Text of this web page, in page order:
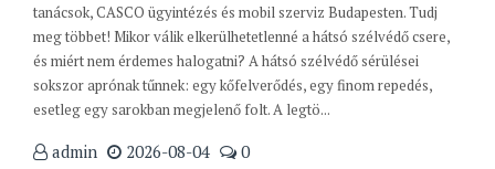
tanácsok, CASCO ügyintézés és mobil szerviz Budapesten. Tudj
meg többet! Mikor válik elkerülhetetlenné a hátsó szélvédő csere,
és miért nem érdemes halogatni? A hátsó szélvédő sérülései
sokszor aprónak tűnnek: egy kőfelverődés, egy finom repedés,
esetleg egy sarokban megjelenő folt. A legtö...
admin 2026-08-04 0